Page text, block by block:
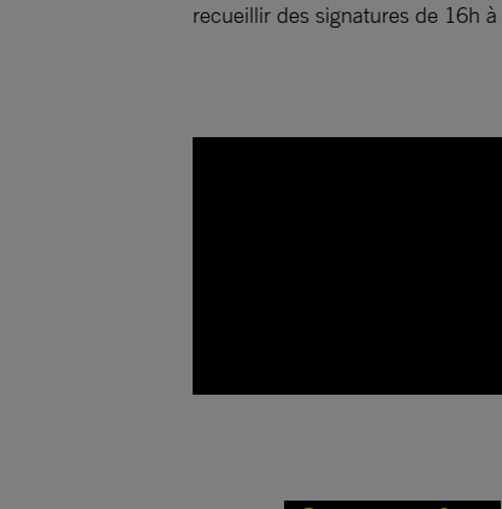
recueillir des signatures de 16h